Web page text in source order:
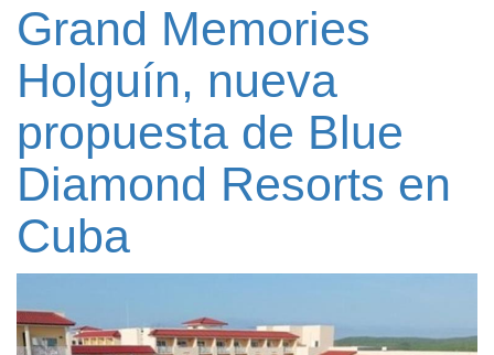
Grand Memories
Holguín, nueva
propuesta de Blue
Diamond Resorts en
Cuba